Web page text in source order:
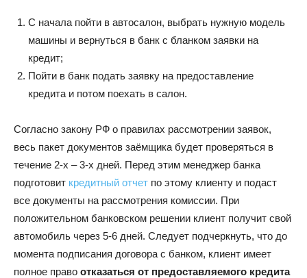
С начала пойти в автосалон, выбрать нужную модель
машины и вернуться в банк с бланком заявки на
кредит;
Пойти в банк подать заявку на предоставление
кредита и потом поехать в салон.
Согласно закону РФ о правилах рассмотрении заявок,
весь пакет документов заёмщика будет проверяться в
течение 2-х – 3-х дней. Перед этим менеджер банка
подготовит кредитный отчет по этому клиенту и подаст
все документы на рассмотрения комиссии. При
положительном банковском решении клиент получит свой
автомобиль через 5-6 дней. Следует подчеркнуть, что до
момента подписания договора с банком, клиент имеет
полное право отказаться от предоставляемого кредита